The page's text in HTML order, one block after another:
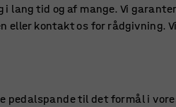
lang tid og af mange. Vi
eller kontakt os for rådgivning.
pedalspande til det formål i